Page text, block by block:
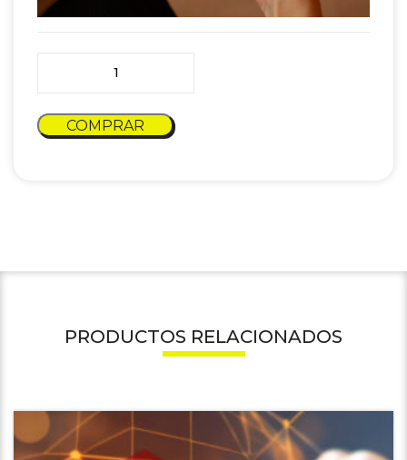
COMPRAR
PRODUCTOS RELACIONADOS